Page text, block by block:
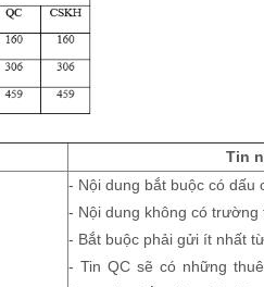
Tin
- Nội dung bắt buộc có dấu
- Nội dung không có
- Bắt buộc phải gửi ít nhất
- Tin QC sẽ có những